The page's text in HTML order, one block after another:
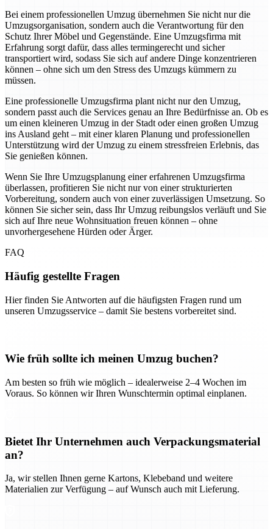
Bei einem professionellen Umzug übernehmen Sie nicht nur die
Umzugsorganisation, sondern auch die Verantwortung für den
Schutz Ihrer Möbel und Gegenstände. Eine Umzugsfirma mit
Erfahrung sorgt dafür, dass alles termingerecht und sicher
transportiert wird, sodass Sie sich auf andere Dinge konzentrieren
können – ohne sich um den Stress des Umzugs kümmern zu
müssen.
Eine professionelle Umzugsfirma plant nicht nur den Umzug,
sondern passt auch die Services genau an Ihre Bedürfnisse an. Ob es
um einen kleineren Umzug in der Stadt oder einen großen Umzug
ins Ausland geht – mit einer klaren Planung und professionellen
Unterstützung wird der Umzug zu einem stressfreien Erlebnis, das
Sie genießen können.
Wenn Sie Ihre Umzugsplanung einer erfahrenen Umzugsfirma
überlassen, profitieren Sie nicht nur von einer strukturierten
Vorbereitung, sondern auch von einer zuverlässigen Umsetzung. So
können Sie sicher sein, dass Ihr Umzug reibungslos verläuft und Sie
sich auf Ihre neue Wohnsituation freuen können – ohne
unvorhergesehene Hürden oder Ärger.
FAQ
Häufig gestellte Fragen
Hier finden Sie Antworten auf die häufigsten Fragen rund um
unseren Umzugsservice – damit Sie bestens vorbereitet sind.
Wie früh sollte ich meinen Umzug buchen?
Am besten so früh wie möglich – idealerweise 2–4 Wochen im
Voraus. So können wir Ihren Wunschtermin optimal einplanen.
Bietet Ihr Unternehmen auch Verpackungsmaterial
an?
Ja, wir stellen Ihnen gerne Kartons, Klebeband und weitere
Materialien zur Verfügung – auf Wunsch auch mit Lieferung.